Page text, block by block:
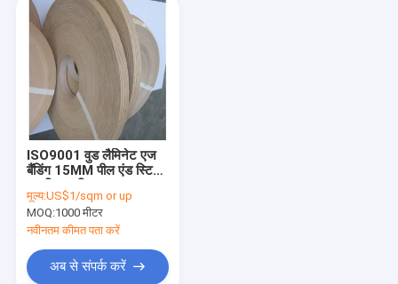
ISO9001 वुड लैमिनेट एज
बैंडिंग 15MM पील एंड स्टिक
मूल्य:US$1/sqm or up
MOQ:1000 मीटर
नवीनतम कीमत पता करें
अब से संपर्क करें